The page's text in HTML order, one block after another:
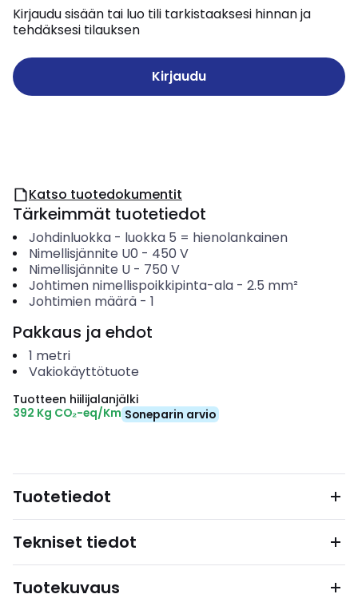
Kirjaudu sisään tai luo tili tarkistaaksesi hinnan ja
tehdäksesi tilauksen
Kirjaudu
Katso tuotedokumentit
Tärkeimmät tuotetiedot
Johdinluokka- luokka 5 = hienolankainen
Nimellisjännite U0 - 450 V
Nimellisjännite U- 750 V
Johtimen nimellispoikkipinta-ala- 2.5 mm²
Johtimien määrä- 1
Pakkaus ja ehdot
1 metri
Vakiokäyttötuote
Tuotteen hiilijalanjälki
392 Kg CO₂-eq/Km Soneparin arvio
Tuotetiedot
Tekniset tiedot
Tuotekuvaus